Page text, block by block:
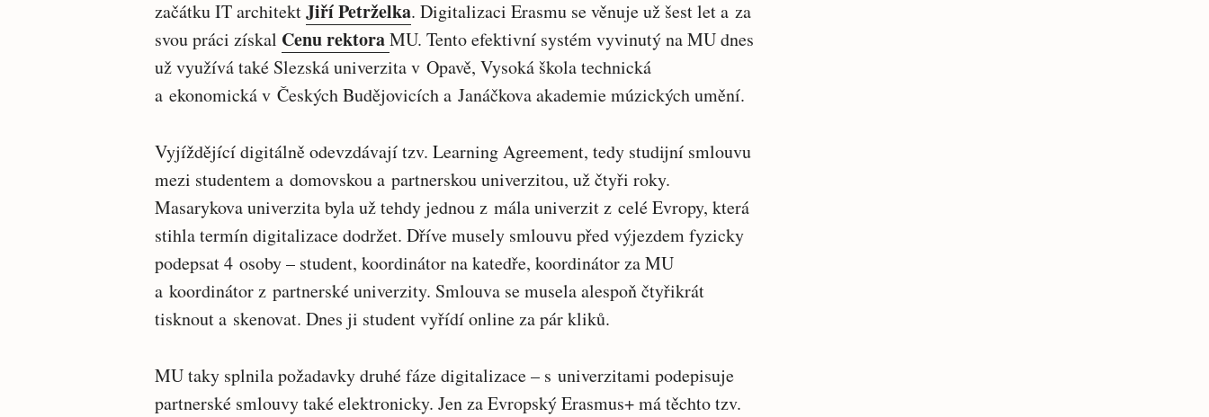
začátku IT architektJiří Petrželka. Digitalizaci Erasmu se věnuje už šest let a za
svou práci získal Cenu rektoraMU. Tento efektivní systém vyvinutý na MU dnes
už využívá také Slezská univerzita v Opavě, Vysoká škola technická
a ekonomická v Českých Budějovicích a Janáčkova akademie múzických umění.
Vyjíždějící digitálně odevzdávají tzv. Learning Agreement, tedy studijní smlouvu
mezi studentem a domovskou a partnerskou univerzitou, už čtyři roky.
Masarykova univerzita byla už tehdy jednou z mála univerzit z celé Evropy, která
stihla termín digitalizace dodržet. Dříve musely smlouvu před výjezdem fyzicky
podepsat 4 osoby – student, koordinátor na katedře, koordinátor za MU
a koordinátor z partnerské univerzity. Smlouva se musela alespoň čtyřikrát
tisknout a skenovat. Dnes ji student vyřídí online za pár kliků.
MU taky splnila požadavky druhé fáze digitalizace – s univerzitami podepisuje
partnerské smlouvy také elektronicky. Jen za Evropský Erasmus+ má těchto tzv.